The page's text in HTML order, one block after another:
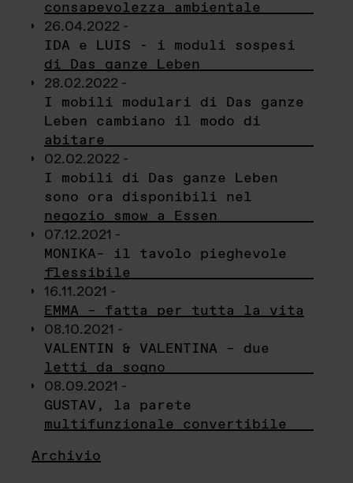
consapevolezza ambientale
26.04.2022 -
IDA e LUIS - i moduli sospesi
di Das ganze Leben
28.02.2022 -
I mobili modulari di Das ganze
Leben cambiano il modo di
abitare
02.02.2022 -
I mobili di Das ganze Leben
sono ora disponibili nel
negozio smow a Essen
07.12.2021 -
MONIKA– il tavolo pieghevole
flessibile
16.11.2021 -
EMMA – fatta per tutta la vita
08.10.2021 -
VALENTIN & VALENTINA – due
letti da sogno
08.09.2021 -
GUSTAV, la parete
multifunzionale convertibile
Archivio